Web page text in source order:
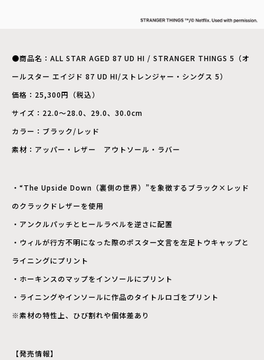
●商品名：ALL STAR AGED 87 UD HI / STRANGER THINGS 5（オ
ールスター エイジド 87 UD HI/ストレンジャー・シングス 5）
価格：25,300円（税込）
サイズ：22.0～28.0、29.0、30.0cm
カラー：ブラック/レッド
素材：アッパー・レザー アウトソール・ラバー
・“The Upside Down（裏側の世界）”を象徴するブラック×レッド
のクラックドレザーを使用
・アンクルパッチとヒールラベルを逆さに配置
・ウィルが行方不明になった際のポスター文言を左足トウキャップと
ライニングにプリント
・ホーキンスのマップをインソールにプリント
・ライニングやインソールに作品のタイトルロゴをプリント
※素材の特性上、ひび割れや個体差あり
【発売情報】